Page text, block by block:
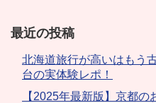
最近の投稿
北海道旅行が高いはもう
台の実体験レポ！
【2025年最新版】京都